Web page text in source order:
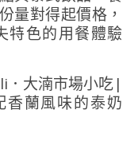
量對得起價格，
特色的用餐體驗